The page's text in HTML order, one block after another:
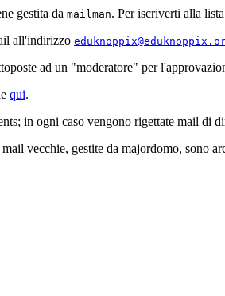
gestita da mailman. Per iscriverti alla
all'indirizzo
ad un "moderatore" per
qui.
in ogni caso vengono rigettate mail di
vecchie, gestite da majordomo, sono